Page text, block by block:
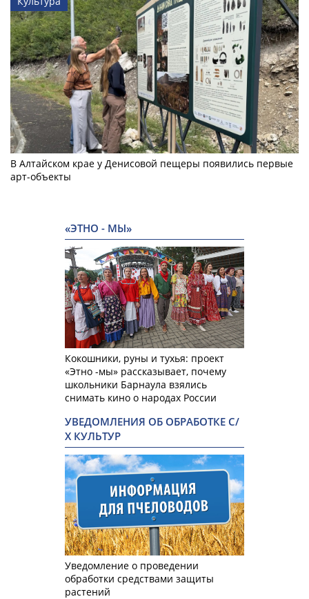
В Алтайском крае у Денисовой пещеры появились первые
арт-объекты
«ЭТНО - МЫ»
Кокошники, руны и тухья: проект
«Этно -мы» рассказывает, почему
школьники Барнаула взялись
снимать кино о народах России
УВЕДОМЛЕНИЯ ОБ ОБРАБОТКЕ С/
Х КУЛЬТУР
Уведомление о проведении
обработки средствами защиты
растений